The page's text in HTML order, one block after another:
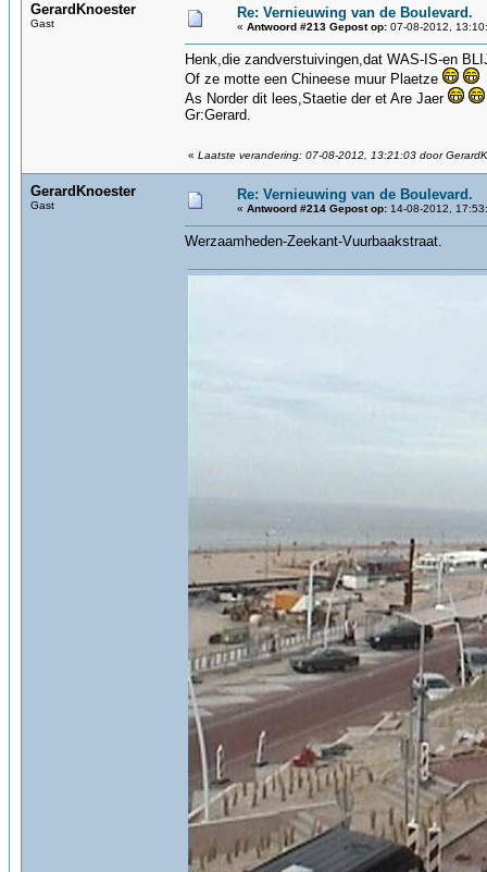
GerardKnoester
Gast
Re: Vernieuwing van de Boulevard.
« Antwoord #213 Gepost op: 07-08-2012,
Henk,die zandverstuivingen,dat WAS-IS-en
Of ze motte een Chineese muur Plaetze
As Norder dit lees,Staetie der et Are Jaer
Gr:Gerard.
« Laatste verandering: 07-08-2012, 13:21:03 door
GerardKnoester
Gast
Re: Vernieuwing van de Boulevard.
« Antwoord #214 Gepost op: 14-08-2012,
Werzaamheden-Zeekant-Vuurbaakstraat.